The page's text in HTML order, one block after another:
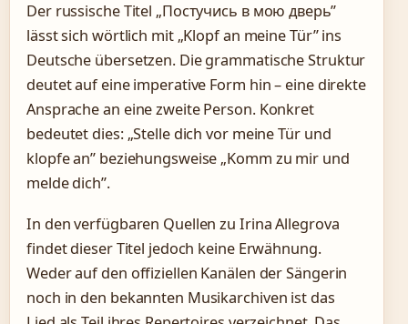
Der russische Titel „Постучись в мою дверь”
lässt sich wörtlich mit „Klopf an meine Tür” ins
Deutsche übersetzen. Die grammatische Struktur
deutet auf eine imperative Form hin – eine direkte
Ansprache an eine zweite Person. Konkret
bedeutet dies: „Stelle dich vor meine Tür und
klopfe an” beziehungsweise „Komm zu mir und
melde dich”.
In den verfügbaren Quellen zu Irina Allegrova
findet dieser Titel jedoch keine Erwähnung.
Weder auf den offiziellen Kanälen der Sängerin
noch in den bekannten Musikarchiven ist das